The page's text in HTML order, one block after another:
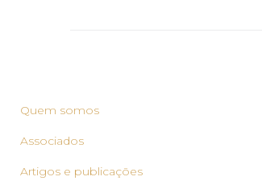
Quem somos
Associados
Artigos e publicações